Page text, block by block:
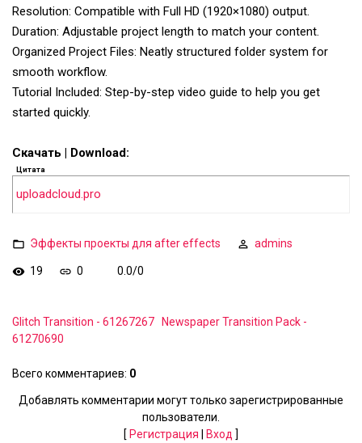
Resolution: Compatible with Full HD (1920×1080) output.
Duration: Adjustable project length to match your content.
Organized Project Files: Neatly structured folder system for
smooth workflow.
Tutorial Included: Step-by-step video guide to help you get
started quickly.
Скачать | Download:
Цитата
uploadcloud.pro
Эффекты проекты для after effects admins
19 0 0.0/0
Glitch Transition - 61267267
Newspaper Transition Pack -
61270690
Всего комментариев: 0
Добавлять комментарии могут только зарегистрированные
пользователи.
[ Регистрация Вход ]